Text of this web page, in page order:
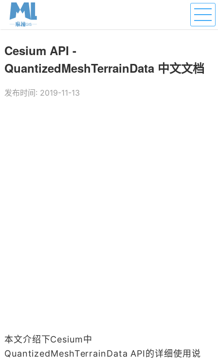
Cesium API -
QuantizedMeshTerrainData 中文文档
发布时间: 2019-11-13
本文介绍下Cesium中
QuantizedMeshTerrainData API的详细使用说